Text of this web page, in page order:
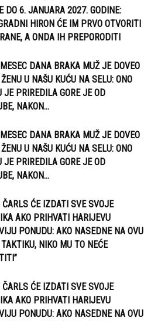
DO 6. JANUARA 2027. GODINE:
HIRON ĆE IM PRVO OTVORITI
A ONDA IH PREPORODITI
DANA BRAKA MUŽ JE DOVEO
U NAŠU KUĆU NA SELU: ONO
JE PRIREDILA GORE JE OD
NAKON...
DANA BRAKA MUŽ JE DOVEO
U NAŠU KUĆU NA SELU: ONO
JE PRIREDILA GORE JE OD
NAKON...
ČARLS ĆE IZDATI SVE SVOJE
AKO PRIHVATI HARIJEVU
PONUDU: AKO NASEDNE NA OVU
NIKO MU TO NEĆE
ČARLS ĆE IZDATI SVE SVOJE
AKO PRIHVATI HARIJEVU
PONUDU: AKO NASEDNE NA OVU